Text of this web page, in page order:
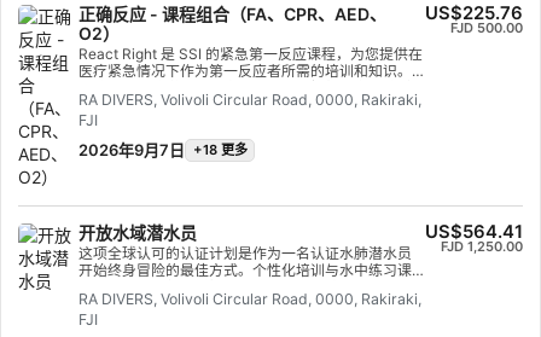
正确反应 - 课程组合（FA、CPR、AED、
O2）
React Right 是 SSI 的紧急第一反应课程，为您提供在
医疗紧急情况下作为第一反应者所需的培训和知识。
在这个灵活的潜水课程中，您可以选择想要学习的科
目，包括初级评估、急救、心肺复苏术和初级稳定技
术。您还可以学习潜水紧急情况下的氧气管理和自动
体外除颤器 (AED) 基础知识。 通过学术课程和实际培
训场景的结合，该课程将为您提供应急响应所需的工
支持。 获得 SSI React Right 专业认证。立即开始
RA DIVERS, Volivoli Circular Road, 0000, Rakiraki,
FJI
2026年9月7日 +18 更多
US$225.76
FJD 500.00
开放水域潜水员
这项全球认可的认证计划是作为一名认证水肺潜水员
开始终身冒险的最佳方式。个性化培训与水中练习课
正做到游刃有余。您将获得 SSI 开放水域潜水员证
书。
RA DIVERS, Volivoli Circular Road, 0000, Rakiraki,
FJI
US$564.41
FJD 1,250.00